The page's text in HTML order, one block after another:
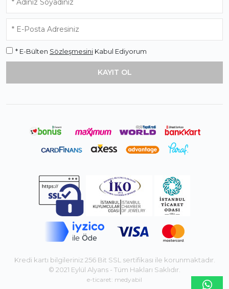
* E-Bülten Sözleşmesini Kabul Ediyorum
Kredi kartı bilgileriniz 256 Bit SSL sertifikası ile korunmaktadır.
© 2021 Eylül Alyans - Tüm Hakları Saklıdır.
e-ticaret: medyabil